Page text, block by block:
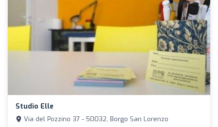
Studio Elle
Via del Pozzino 37 - 50032, Borgo San Lorenzo